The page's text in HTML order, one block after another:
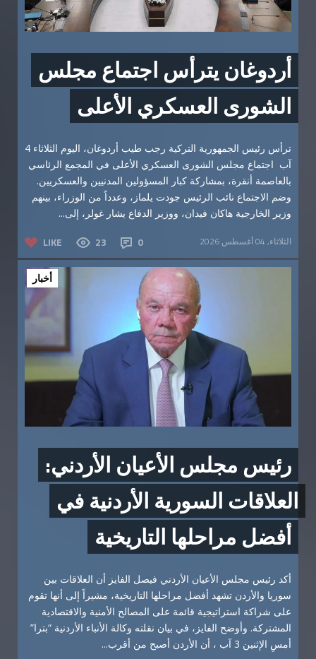
أردوغان يترأس اجتماع مجلس
الشورى العسكري الأعلى
ترأس رئيس الجمهورية التركية رجب طيب أردوغان، اليوم الثلاثاء 4
آب اجتماع مجلس الشورى العسكري الأعلى في المجمع الرئاسي
بالعاصمة أنقرة، بمشاركة كبار المسؤولين المدنيين والعسكريين.
وضم الاجتماع نائب الرئيس جودت يلماز، وعدداً من الوزراء، بينهم
وزير الخارجية هاكان فيدان، ووزير الدفاع يشار غولر، إلى...
LIKE 23 0 الثلاثاء, 04 أغسطس 2026
أخبار
رئيس‏ مجلس الأعيان الأردني:
العلاقات السورية الأردنية في
أفضل مراحلها التاريخية
أكد رئيس مجلس الأعيان الأردني فيصل الفايز أن العلاقات بين
سوريا والأردن تشهد أفضل مراحلها التاريخية، مشيراً إلى أنها تقوم
على شراكة استراتيجية قائمة على المصالح الأمنية والاقتصادية
المشتركة. وأوضح الفايز، في بيان نقلته وكالة الأنباء الأردنية “بترا”
أمسِ الإثنين 3 آب ، أن الأردن أصبح من أقرب...